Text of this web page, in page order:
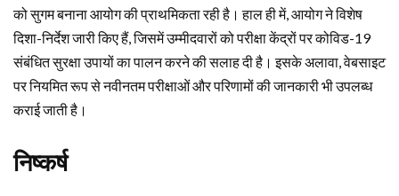
को सुगम बनाना आयोग की प्राथमिकता रही है। हाल ही में, आयोग ने विशेष
दिशा-निर्देश जारी किए हैं, जिसमें उम्मीदवारों को परीक्षा केंद्रों पर कोविड-19
संबंधित सुरक्षा उपायों का पालन करने की सलाह दी है। इसके अलावा, वेबसाइट
पर नियमित रूप से नवीनतम परीक्षाओं और परिणामों की जानकारी भी उपलब्ध
कराई जाती है।
निष्कर्ष